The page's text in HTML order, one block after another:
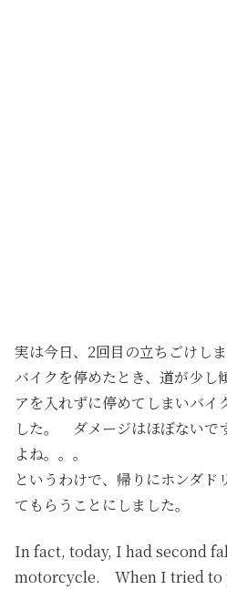
実は今日、2回目の立ちごけし
バイクを停めたとき、道が少し
アを入れずに停めてしまいバイ
した。 ダメージはほぼないで
よね。。。
というわけで、帰りにホンダド
てもらうことにしました。
In fact, today, I had second
motorcycle. When I tried to